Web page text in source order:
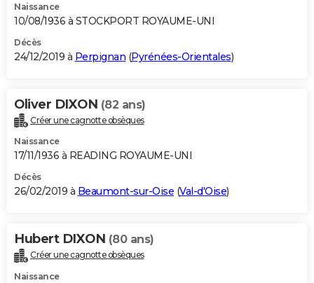
Naissance
10/08/1936 à STOCKPORT ROYAUME-UNI
Décès
24/12/2019 à Perpignan (Pyrénées-Orientales)
Oliver DIXON (82 ans)
Créer une cagnotte obsèques
Naissance
17/11/1936 à READING ROYAUME-UNI
Décès
26/02/2019 à Beaumont-sur-Oise (Val-d'Oise)
Hubert DIXON (80 ans)
Créer une cagnotte obsèques
Naissance